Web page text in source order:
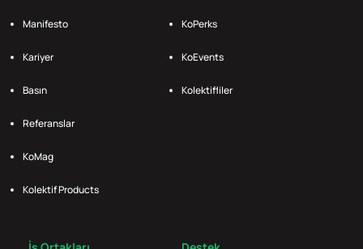
Manifesto
Kariyer
Basın
Referanslar
KoMag
Kolektif Products
KoPerks
KoEvents
Kolektifliler